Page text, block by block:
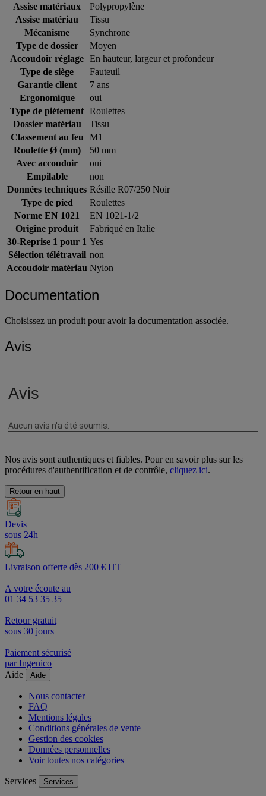
Assise matériaux
Polypropylène
Assise matériau
Tissu
Mécanisme
Synchrone
Type de dossier
Moyen
Accoudoir réglage En hauteur, largeur et profondeur
Type de siège
Fauteuil
Garantie client
7 ans
Ergonomique
oui
Type de piétement Roulettes
Dossier matériau
Tissu
Classement au feu
M1
Roulette Ø (mm)
50 mm
Avec accoudoir
oui
Empilable
non
Données techniques Résille R07/250 Noir
Type de pied
Roulettes
Norme EN 1021
EN 1021-1/2
Origine produit
Fabriqué en Italie
30-Reprise 1 pour 1 Yes
Sélection télétravail non
Accoudoir matériau Nylon
Documentation
Choisissez un produit pour avoir la documentation associée.
Avis
Nos avis sont authentiques et fiables. Pour en savoir plus sur les
procédures d'authentification et de contrôle, cliquez ici.
Retour en haut
Devis
sous 24h
Livraison offerte dès 200 € HT
A votre écoute au
01 34 53 35 35
Retour gratuit
sous 30 jours
Paiement sécurisé
par Ingenico
Aide
Aide
Nous contacter
FAQ
Mentions légales
Conditions générales de vente
Gestion des cookies
Données personnelles
Voir toutes nos catégories
Services Services